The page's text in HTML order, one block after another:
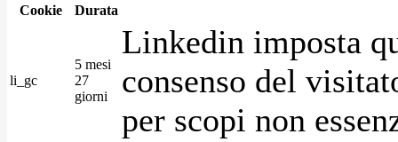
Cookie Durata
li_gc
5 mesi
27
giorni
Linkedin imposta
consenso del
per scopi non